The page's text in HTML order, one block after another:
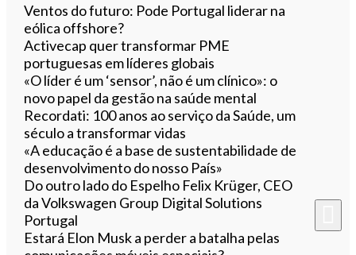
Ventos do futuro: Pode Portugal liderar na
eólica offshore?
Activecap quer transformar PME
portuguesas em líderes globais
«O líder é um ‘sensor’, não é um clínico»: o
novo papel da gestão na saúde mental
Recordati: 100 anos ao serviço da Saúde, um
século a transformar vidas
«A educação é a base de sustentabilidade de
desenvolvimento do nosso País»
Do outro lado do Espelho Felix Krüger, CEO
da Volkswagen Group Digital Solutions
Portugal
Estará Elon Musk a perder a batalha pelas